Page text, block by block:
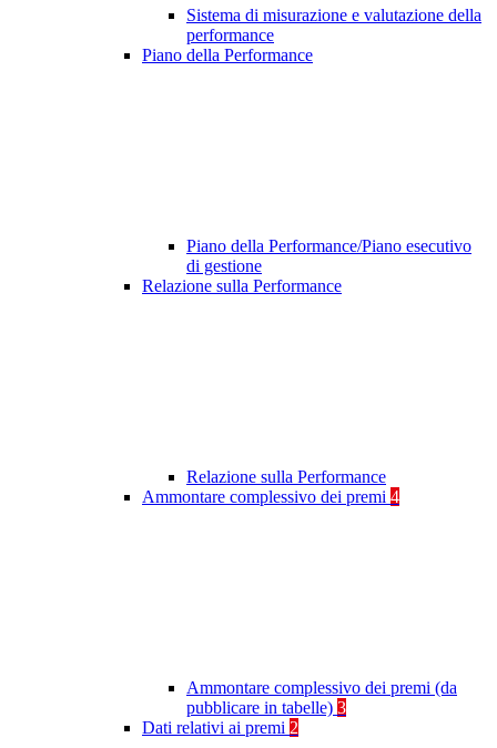
Sistema di misurazione e valutazione della
performance
Piano della Performance
Piano della Performance/Piano esecutivo
di gestione
Relazione sulla Performance
Relazione sulla Performance
Ammontare complessivo dei premi 4
Ammontare complessivo dei premi (da
pubblicare in tabelle) 3
Dati relativi ai premi 2